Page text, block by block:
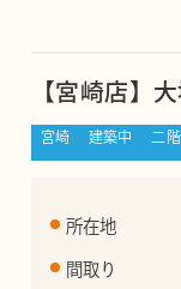
【宮崎店】
宮崎 建築中 二
所在地
間取り